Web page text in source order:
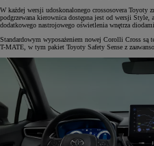
W każdej wersji udoskonalonego crossosovera Toyoty
podgrzewana kierownica dostępna jest od wersji Style,
dodatkowego nastrojowego oświetlenia wnętrza
Standardowym wyposażeniem nowej Corolli Cross są
T-MATE, w tym pakiet Toyoty Safety Sense z